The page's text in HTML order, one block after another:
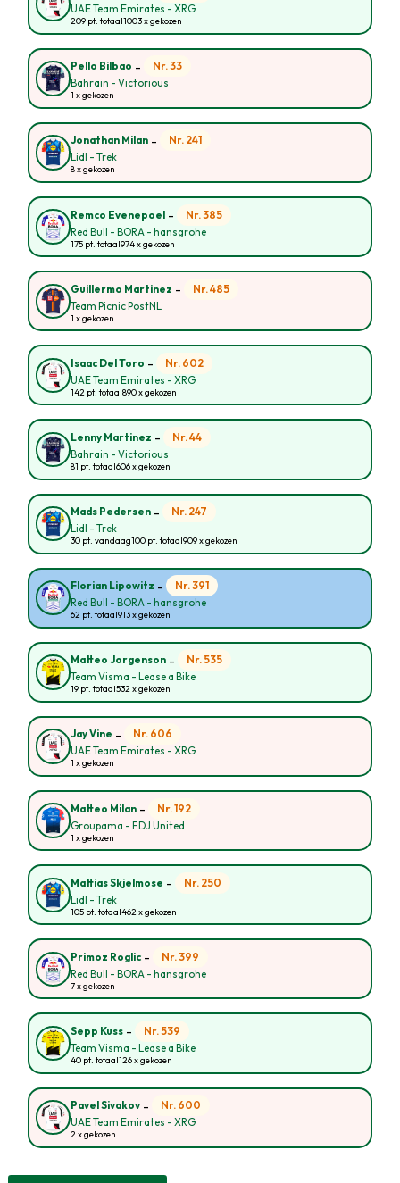
UAE Team Emirates - XRG
209 pt. totaal1003 x gekozen
Pello Bilbao - Nr. 33
Bahrain - Victorious
1 x gekozen
Jonathan Milan - Nr. 241
Lidl - Trek
8 x gekozen
Remco Evenepoel - Nr. 385
Red Bull - BORA - hansgrohe
175 pt. totaal974 x gekozen
Guillermo Martinez - Nr. 485
Team Picnic PostNL
1 x gekozen
Isaac Del Toro - Nr. 602
UAE Team Emirates - XRG
142 pt. totaal890 x gekozen
Lenny Martinez - Nr. 44
Bahrain - Victorious
81 pt. totaal606 x gekozen
Mads Pedersen - Nr. 247
Lidl - Trek
30 pt. vandaag100 pt. totaal909 x gekozen
Florian Lipowitz - Nr. 391
Red Bull - BORA - hansgrohe
62 pt. totaal913 x gekozen
Matteo Jorgenson - Nr. 535
Team Visma - Lease a Bike
19 pt. totaal532 x gekozen
Jay Vine - Nr. 606
UAE Team Emirates - XRG
1 x gekozen
Matteo Milan - Nr. 192
Groupama - FDJ United
1 x gekozen
Mattias Skjelmose - Nr. 250
Lidl - Trek
105 pt. totaal462 x gekozen
Primoz Roglic - Nr. 399
Red Bull - BORA - hansgrohe
7 x gekozen
Sepp Kuss - Nr. 539
Team Visma - Lease a Bike
40 pt. totaal126 x gekozen
Pavel Sivakov - Nr. 600
UAE Team Emirates - XRG
2 x gekozen